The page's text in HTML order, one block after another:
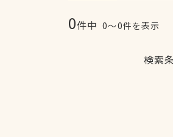
0件中 0〜0件を表示
検索